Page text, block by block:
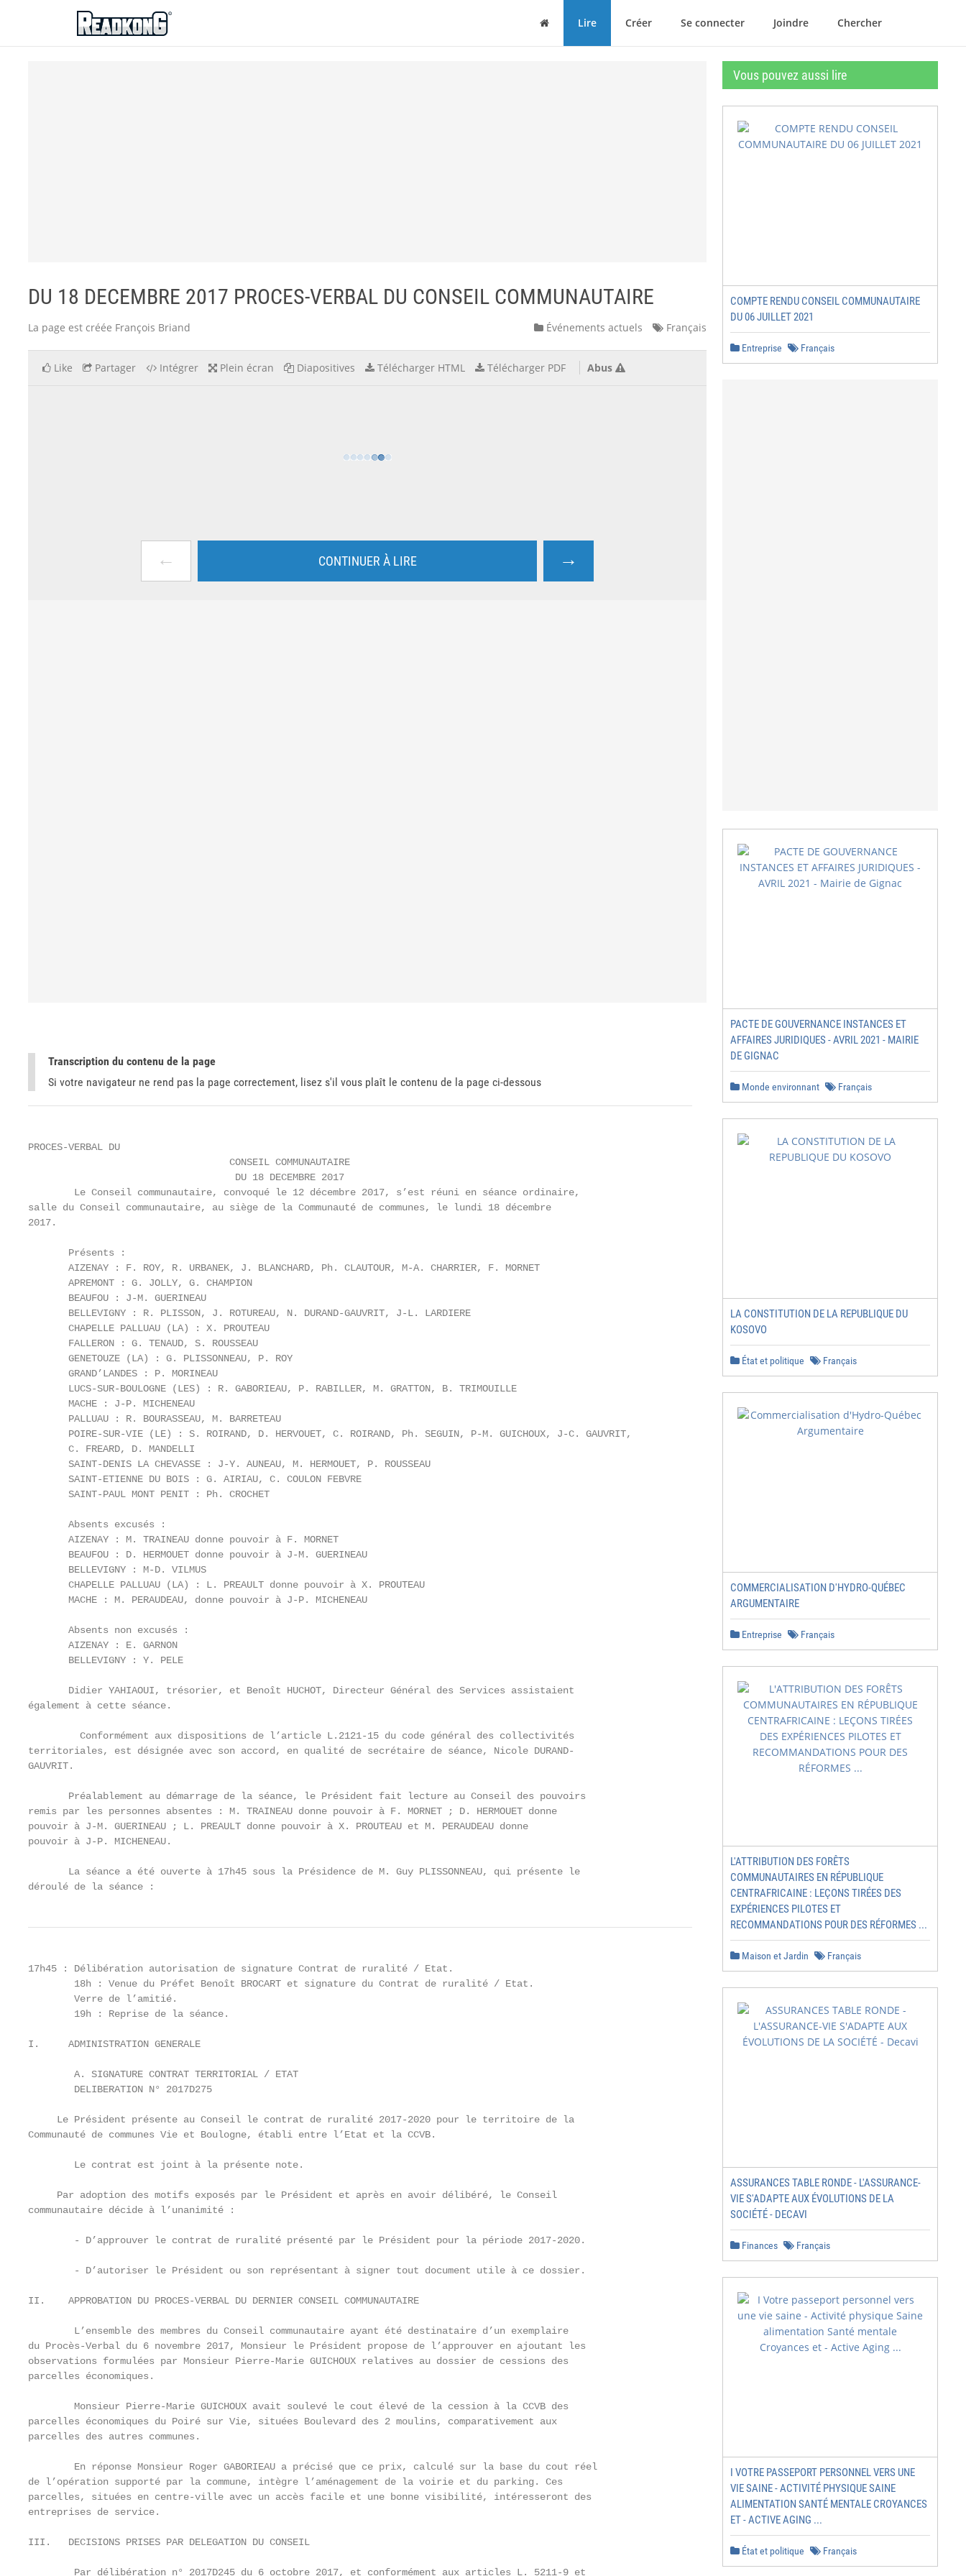
ReadkonG
MaisonLire Créer Se connecter Joindre Chercher
DU 18 DECEMBRE 2017 PROCES-VERBAL DU CONSEIL COMMUNAUTAIRE
La page est créée François Briand Événements actuels Français
Like Partager Intégrer Plein écran Diapositives Télécharger HTML Télécharger PDF Abus
← CONTINUER À LIRE →
Transcription du contenu de la page
Si votre navigateur ne rend pas la page correctement, lisez s'il vous plaît le contenu de la page ci-dessous
PROCES-VERBAL DU
                                   CONSEIL COMMUNAUTAIRE
                                    DU 18 DECEMBRE 2017
        Le Conseil communautaire, convoqué le 12 décembre 2017, s’est réuni en séance ordinaire,
salle du Conseil communautaire, au siège de la Communauté de communes, le lundi 18 décembre
2017.
       Présents :
       AIZENAY : F. ROY, R. URBANEK, J. BLANCHARD, Ph. CLAUTOUR, M-A. CHARRIER, F. MORNET
       APREMONT : G. JOLLY, G. CHAMPION
       BEAUFOU : J-M. GUERINEAU
       BELLEVIGNY : R. PLISSON, J. ROTUREAU, N. DURAND-GAUVRIT, J-L. LARDIERE
       CHAPELLE PALLUAU (LA) : X. PROUTEAU
       FALLERON : G. TENAUD, S. ROUSSEAU
       GENETOUZE (LA) : G. PLISSONNEAU, P. ROY
       GRAND’LANDES : P. MORINEAU
       LUCS-SUR-BOULOGNE (LES) : R. GABORIEAU, P. RABILLER, M. GRATTON, B. TRIMOUILLE
       MACHE : J-P. MICHENEAU
       PALLUAU : R. BOURASSEAU, M. BARRETEAU
       POIRE-SUR-VIE (LE) : S. ROIRAND, D. HERVOUET, C. ROIRAND, Ph. SEGUIN, P-M. GUICHOUX, J-C. GAUVRIT,
       C. FREARD, D. MANDELLI
       SAINT-DENIS LA CHEVASSE : J-Y. AUNEAU, M. HERMOUET, P. ROUSSEAU
       SAINT-ETIENNE DU BOIS : G. AIRIAU, C. COULON FEBVRE
       SAINT-PAUL MONT PENIT : Ph. CROCHET
       Absents excusés :
       AIZENAY : M. TRAINEAU donne pouvoir à F. MORNET
       BEAUFOU : D. HERMOUET donne pouvoir à J-M. GUERINEAU
       BELLEVIGNY : M-D. VILMUS
       CHAPELLE PALLUAU (LA) : L. PREAULT donne pouvoir à X. PROUTEAU
       MACHE : M. PERAUDEAU, donne pouvoir à J-P. MICHENEAU
       Absents non excusés :
       AIZENAY : E. GARNON
       BELLEVIGNY : Y. PELE
       Didier YAHIAOUI, trésorier, et Benoît HUCHOT, Directeur Général des Services assistaient
également à cette séance.
         Conformément aux dispositions de l’article L.2121-15 du code général des collectivités
territoriales, est désignée avec son accord, en qualité de secrétaire de séance, Nicole DURAND-
GAUVRIT.
       Préalablement au démarrage de la séance, le Président fait lecture au Conseil des pouvoirs
remis par les personnes absentes : M. TRAINEAU donne pouvoir à F. MORNET ; D. HERMOUET donne
pouvoir à J-M. GUERINEAU ; L. PREAULT donne pouvoir à X. PROUTEAU et M. PERAUDEAU donne
pouvoir à J-P. MICHENEAU.
       La séance a été ouverte à 17h45 sous la Présidence de M. Guy PLISSONNEAU, qui présente le
déroulé de la séance :
17h45 : Délibération autorisation de signature Contrat de ruralité / Etat.
        18h : Venue du Préfet Benoît BROCART et signature du Contrat de ruralité / Etat.
        Verre de l’amitié.
        19h : Reprise de la séance.
I.     ADMINISTRATION GENERALE
        A. SIGNATURE CONTRAT TERRITORIAL / ETAT
        DELIBERATION N° 2017D275
     Le Président présente au Conseil le contrat de ruralité 2017-2020 pour le territoire de la
Communauté de communes Vie et Boulogne, établi entre l’Etat et la CCVB.
        Le contrat est joint à la présente note.
     Par adoption des motifs exposés par le Président et après en avoir délibéré, le Conseil
communautaire décide à l’unanimité :
        - D’approuver le contrat de ruralité présenté par le Président pour la période 2017-2020.
        - D’autoriser le Président ou son représentant à signer tout document utile à ce dossier.
II.    APPROBATION DU PROCES-VERBAL DU DERNIER CONSEIL COMMUNAUTAIRE
        L’ensemble des membres du Conseil communautaire ayant été destinataire d’un exemplaire
du Procès-Verbal du 6 novembre 2017, Monsieur le Président propose de l’approuver en ajoutant les
observations formulées par Monsieur Pierre-Marie GUICHOUX relatives au dossier de cessions des
parcelles économiques.
        Monsieur Pierre-Marie GUICHOUX avait soulevé le cout élevé de la cession à la CCVB des
parcelles économiques du Poiré sur Vie, situées Boulevard des 2 moulins, comparativement aux
parcelles des autres communes.
        En réponse Monsieur Roger GABORIEAU a précisé que ce prix, calculé sur la base du cout réel
de l’opération supporté par la commune, intègre l’aménagement de la voirie et du parking. Ces
parcelles, situées en centre-ville avec un accès facile et une bonne visibilité, intéresseront des
entreprises de service.
III.   DECISIONS PRISES PAR DELEGATION DU CONSEIL
        Par délibération n° 2017D245 du 6 octobre 2017, et conformément aux articles L. 5211-9 et
Vous pouvez aussi lire
COMPTE RENDU CONSEIL COMMUNAUTAIRE
DU 06 JUILLET 2021
Entreprise Français
PACTE DE GOUVERNANCE INSTANCES ET
AFFAIRES JURIDIQUES - AVRIL 2021 - MAIRIE
DE GIGNAC
Monde environnant Français
LA CONSTITUTION DE LA REPUBLIQUE DU
KOSOVO
État et politique Français
COMMERCIALISATION D'HYDRO-QUÉBEC
ARGUMENTAIRE
Entreprise Français
L'ATTRIBUTION DES FORÊTS
COMMUNAUTAIRES EN RÉPUBLIQUE
CENTRAFRICAINE : LEÇONS TIRÉES DES
EXPÉRIENCES PILOTES ET
RECOMMANDATIONS POUR DES RÉFORMES ...
Maison et Jardin Français
ASSURANCES TABLE RONDE - L'ASSURANCE-
VIE S'ADAPTE AUX ÉVOLUTIONS DE LA
SOCIÉTÉ - DECAVI
Finances Français
I VOTRE PASSEPORT PERSONNEL VERS UNE
VIE SAINE - ACTIVITÉ PHYSIQUE SAINE
ALIMENTATION SANTÉ MENTALE CROYANCES
ET - ACTIVE AGING ...
État et politique Français